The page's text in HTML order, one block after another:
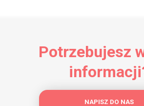
Potrzebujesz
NAPISZ DO NAS